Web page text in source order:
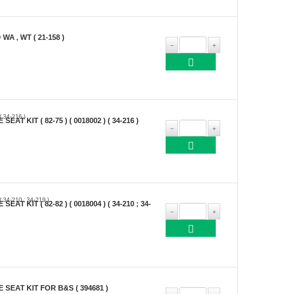
, WT ( 21-158 )
KIT ( 82-75 ) ( 0018002 ) ( 34-216 )
KIT ( 82-82 ) ( 0018004 ) ( 34-210 ; 34-
SEAT KIT FOR B&S ( 394681 )